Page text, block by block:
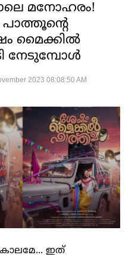
മനോഹരം!
മൈക്കില്‍
നേടുമ്പോള്‍
2023 08:08:50 AM
ഇത്